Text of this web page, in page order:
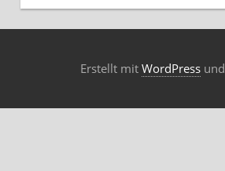
Erstellt mit WordPressund